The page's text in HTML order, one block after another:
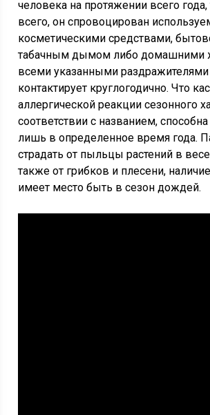
человека на протяжении всего года,
всего, он спровоцирован
косметическими средствами,
табачным дымом либо домашними
всеми указанными раздражителями
контактирует круглогодично. Что
аллергической реакции сезонного
соответствии с названием,
лишь в определенное время года.
страдать от пыльцы растений в
также от грибков и плесени,
имеет место быть в сезон дождей.